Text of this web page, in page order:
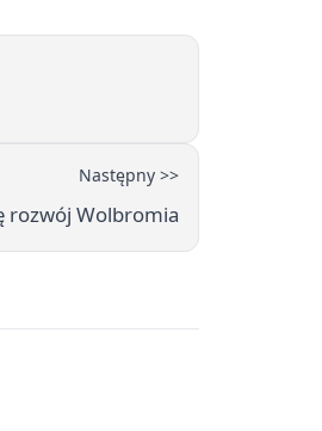
Następny >>
rozwój Wolbromia